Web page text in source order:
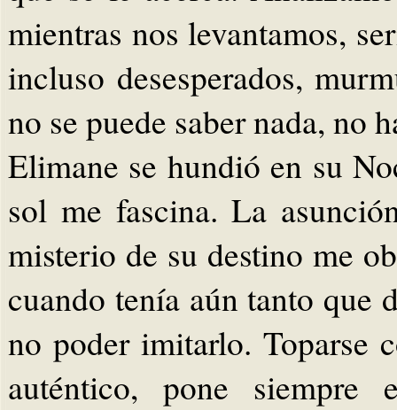
mientras nos levantamos,
incluso desesperados,
no se puede saber nada, no
Elimane se hundió en su
sol me fascina. La
misterio de su destino me
cuando tenía aún tanto que
no poder imitarlo. Toparse
auténtico, pone